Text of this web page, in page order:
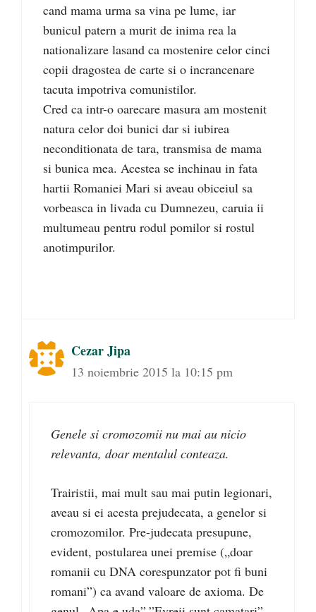
cand mama urma sa vina pe lume, iar
bunicul patern a murit de inima rea la
nationalizare lasand ca mostenire celor cinci
copii dragostea de carte si o incrancenare
tacuta impotriva comunistilor.
Cred ca intr-o oarecare masura am mostenit
natura celor doi bunici dar si iubirea
neconditionata de tara, transmisa de mama
si bunica mea. Acestea se inchinau in fata
hartii Romaniei Mari si aveau obiceiul sa
vorbeasca in livada cu Dumnezeu, caruia ii
multumeau pentru rodul pomilor si rostul
anotimpurilor.
Cezar Jipa
13 noiembrie 2015 la 10:15 pm
Genele si cromozomii nu mai au nicio
relevanta, doar mentalul conteaza.
Trairistii, mai mult sau mai putin legionari,
aveau si ei acesta prejudecata, a genelor si
cromozomilor. Pre-judecata presupune,
evident, postularea unei premise („doar
romanii cu DNA corespunzator pot fi buni
romani”) ca avand valoare de axioma. De